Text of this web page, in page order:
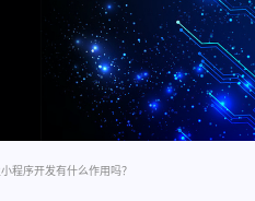
程序开发有什么作用吗？